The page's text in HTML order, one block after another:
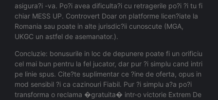
asigura?i -va. Po?i avea dificulta?i cu retragerile po?i ?i tu fi
chiar MESS UP. Controvert Doar on platforme licen?iate la
Romania sau poate in alte jurisdic?ii cunoscute (MGA,
UKGC un astfel de asemanator.).
Concluzie: bonusurile in loc de depunere poate fi un orificiu
cel mai bun pentru la fel jucator, dar pur ?i simplu cand intri
pe linie spus. Cite?te suplimentar ce ?ine de oferta, opus in
mod sensibil ?i ca cazinouri Fiabil. Pur ?i simplu a?a po?i
transforma o reclama �gratuita� intr-o victorie Extrem De